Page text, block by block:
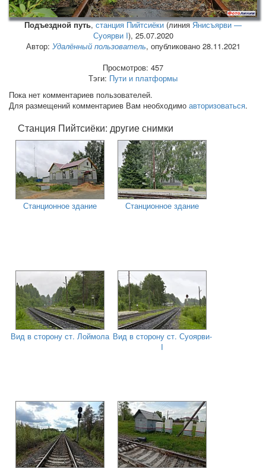
Подъездной путь,станция Пийтсиёки (линияЯнисъярви —
Суоярви I), 25.07.2020
Автор: Удалённый пользователь, опубликовано 28.11.2021
Просмотров: 457
Тэги: Пути и платформы
Пока нет комментариев пользователей.
Для размещений комментариев Вам необходимо авторизоваться.
Станция Пийтсиёки: другие снимки
Станционное здание Станционное здание
Вид в сторону ст. Лоймола Вид в сторону ст. Суоярви-
I